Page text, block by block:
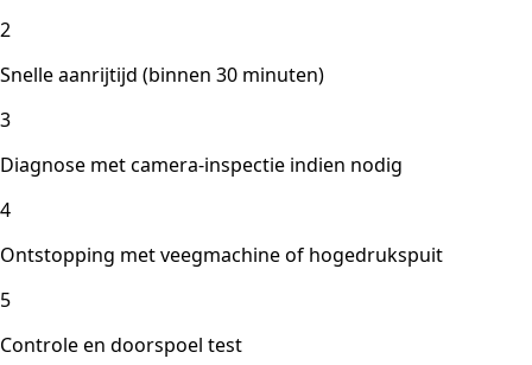
2
Snelle aanrijtijd (binnen 30 minuten)
3
Diagnose met camera-inspectie indien nodig
4
Ontstopping met veegmachine of hogedrukspuit
5
Controle en doorspoel test